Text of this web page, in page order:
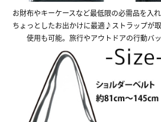
お財布やキーケースなど最低限の必需品を入
ちょっとしたお出かけに最適♪ストラップが
使用も可能。旅行やアウトドアの行動バ